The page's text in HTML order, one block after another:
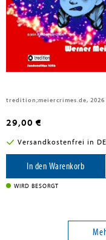
Meier, Werner
JAGODA muss die WELT
tredition;meiercrimes.de, 2026
29,00 €
Versandkostenfrei in DE
In den Warenkorb
WIRD BESORGT